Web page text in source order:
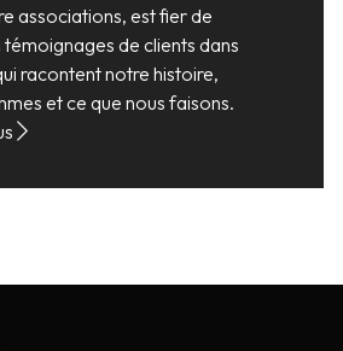
associations, est fier de
de clients dans
racontent notre histoire,
et ce que nous faisons.